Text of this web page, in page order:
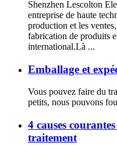
Shenzhen Lescolton
entreprise de haute
production et les
fabrication de produits
international.Là ...
Emballage et
Vous pouvez faire du
petits, nous pouvons
4 causes
traitement